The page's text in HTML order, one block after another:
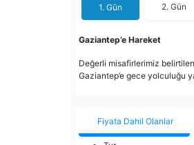
1. Gün 2. Gün
Gaziantep’e Hareket
Değerli misafirlerimiz
Gaziantep’e gece yolculuğu
Fiyata Dahil Olanlar